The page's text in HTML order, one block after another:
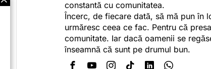
constantă cu comunitatea.
Încerc, de fiecare dată, să mă pun în
urmăresc ceea ce fac. Pentru că
comunitate. Iar dacă oamenii se
înseamnă că sunt pe drumul bun.